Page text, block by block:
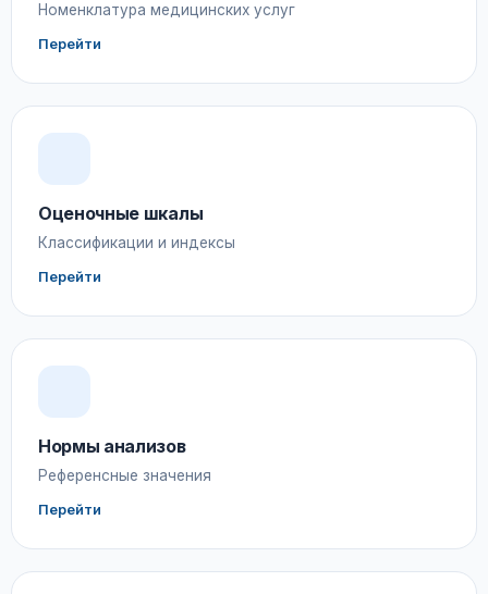
Номенклатура медицинских услуг
Перейти
Оценочные шкалы
Классификации и индексы
Перейти
Нормы анализов
Референсные значения
Перейти